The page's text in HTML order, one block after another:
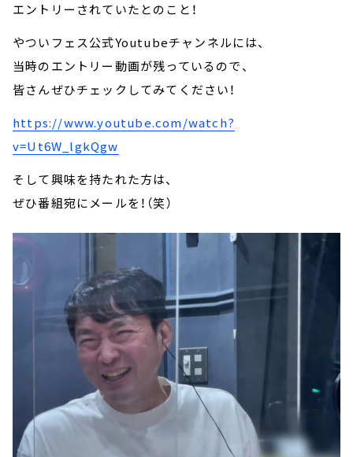
エントリーされていたとのこと！
やついフェス公式Youtubeチャンネルには、
当時のエントリー動画が残っているので、
皆さんぜひチェックしてみてください！
https://www.youtube.com/watch?
v=Ut6W_lgkQgw
そして興味を持たれた方は、
ぜひ番組宛にメールを！（笑）